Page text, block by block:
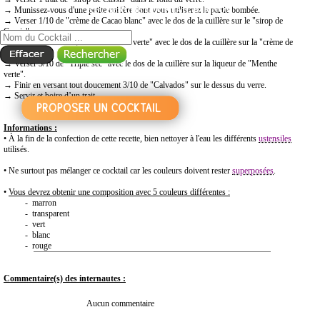
RECHERCHE COCKTAIL PAR NOM
→ Munissez-vous d'une petite cuillère dont vous utiliserez la partie bombée.
→ Verser 1/10 de "crème de Cacao blanc" avec le dos de la cuillère sur le "sirop de
Cassis".
→ Verser 2/10 de "liqueur de Menthe verte" avec le dos de la cuillère sur la "crème de
Cacao blanc".
→ Verser 3/10 de "Triple sec" avec le dos de la cuillère sur la liqueur de "Menthe
verte".
→ Finir en versant tout doucement 3/10 de "Calvados" sur le dessus du verre.
→ Servir et boire d’un trait.
Informations :
• À la fin de la confection de cette recette, bien nettoyer à l'eau les différents ustensiles
utilisés.
• Ne surtout pas mélanger ce cocktail car les couleurs doivent rester superposées.
• Vous devrez obtenir une composition avec 5 couleurs différentes :
- marron
- transparent
- vert
- blanc
- rouge
Commentaire(s) des internautes :
Aucun commentaire